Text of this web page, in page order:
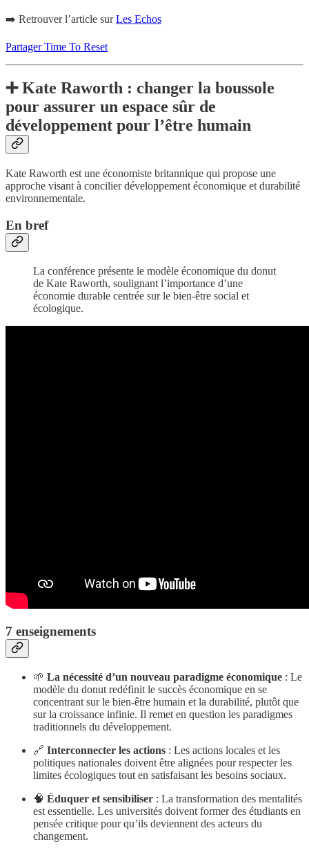
➡️ Retrouver l’article surLes Echos
Partager Time To Reset
➕ Kate Raworth : changer la boussole
pour assurer un espace sûr de
développement pour l’être humain
Kate Raworth est une économiste britannique qui propose une
approche visant à concilier développement économique et durabilité
environnementale.
En bref
La conférence présente le modèle économique du donut
de Kate Raworth, soulignant l’importance d’une
économie durable centrée sur le bien-être social et
écologique.
7 enseignements
🌱 La nécessité d’un nouveau paradigme économique : Le
modèle du donut redéfinit le succès économique en se
concentrant sur le bien-être humain et la durabilité, plutôt que
sur la croissance infinie. Il remet en question les paradigmes
traditionnels du développement.
🔗 Interconnecter les actions : Les actions locales et les
politiques nationales doivent être alignées pour respecter les
limites écologiques tout en satisfaisant les besoins sociaux.
🧠 Éduquer et sensibiliser : La transformation des mentalités
est essentielle. Les universités doivent former des étudiants en
pensée critique pour qu’ils deviennent des acteurs du
changement.